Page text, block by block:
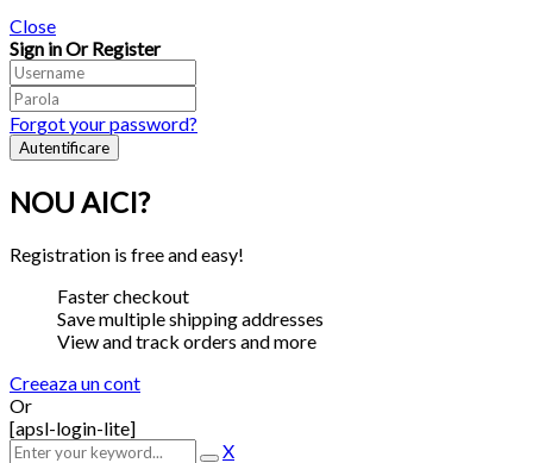
Close
Sign in Or Register
Forgot your password?
NOU AICI?
Registration is free and easy!
Faster checkout
Save multiple shipping addresses
View and track orders and more
Creeaza un cont
Or
[apsl-login-lite]
X